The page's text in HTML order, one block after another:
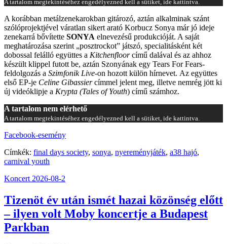
A tartalom megtekintéséhez engedélyezned kell a sütiket, ide kattintva.
A korábban metálzenekarokban gitározó, aztán alkalminak szánt
szólóprojektjével váratlan sikert arató Korbucz Sonya már jó ideje
zenekarrá bővítette SONYA elnevezésű produkcióját. A saját
meghatározása szerint „posztrockot” játszó, specialitásként két
dobossal felálló együttes a Kitchenfloorcímű dalával és az ahhoz
készült klippel futott be, aztán Szonyának egy Tears For Fears-
feldolgozás a Szimfonik Live-on hozott külön hírnevet. Az együttes
első EP-je Celine Gibassiercímmel jelent meg, illetve nemrég jött ki
új videóklipje a Krypta (Tales of Youth) című számhoz.
A tartalom nem elérhető
A tartalom megtekintéséhez engedélyezned kell a sütiket, ide kattintva.
Facebook-esemény
Címkék: final days society, sonya, nyereményjáték, a38 hajó,
carnival youth
Koncert 2026-08-2
Tizenöt év után ismét hazai közönség előtt
– ilyen volt Moby koncertje a Budapest
Parkban